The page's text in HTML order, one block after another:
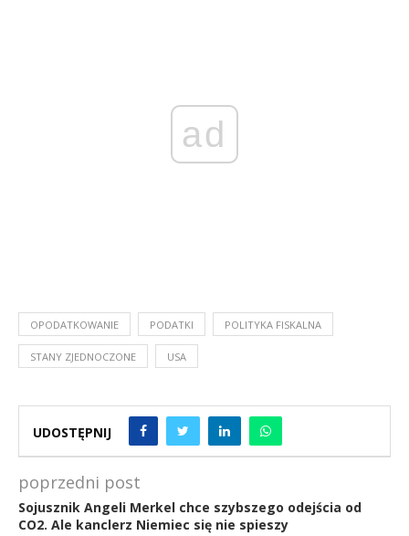
ad
OPODATKOWANIE PODATKI POLITYKA FISKALNA
STANY ZJEDNOCZONE USA
UDOSTĘPNIJ
poprzedni post
Sojusznik Angeli Merkel chce szybszego odejścia od
CO2. Ale kanclerz Niemiec się nie spieszy